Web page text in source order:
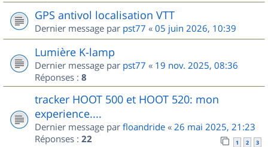
GPS antivol localisation VTT
Dernier message par pst77 « 05 juin 2026, 10:39
Lumière K-lamp
Dernier message par pst77 « 19 nov. 2025, 08:36
Réponses : 8
tracker HOOT 500 et HOOT 520: mon
experience....
Dernier message par floandride « 26 mai 2025, 21:23
Réponses : 22 1 2 3